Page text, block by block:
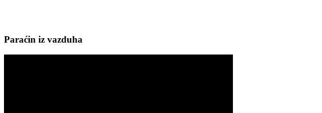
Paraćin iz vazduha